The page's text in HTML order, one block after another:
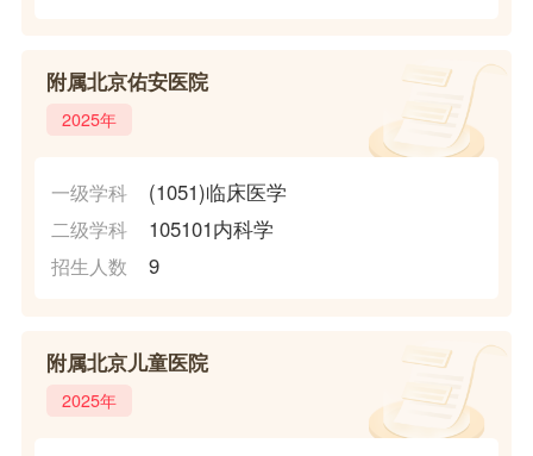
附属北京佑安医院
2025年
一级学科 (1051)临床医学
二级学科 105101内科学
招生人数 9
附属北京儿童医院
2025年